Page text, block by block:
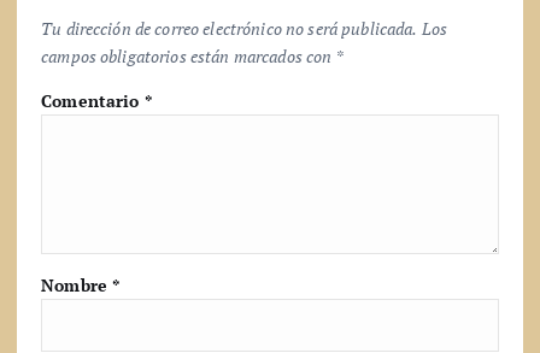
Tu dirección de correo electrónico no será publicada. Los
campos obligatorios están marcados con *
Comentario *
Nombre*